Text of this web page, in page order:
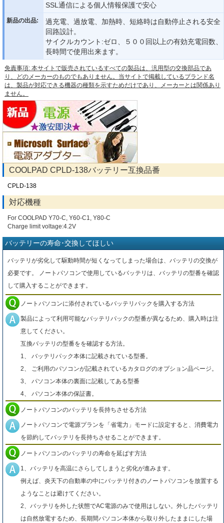
SSL通信による個人情報保護で安心
新品の出品:
過充電、過放電、加熱時、短絡時は自動停止される安全
回路設計。
サイクルカウント:ゼロ、５００回以上の有効充電回数、
長時間で使用出来ます。
免責事項: 本サイトで販売されているすべての製品は、汎用型の交換部品であ
り、どのメーカーのものでもありません。当サイトで掲載しているブランド名
は、製品が対応できる機器の種類を示すためだけであり、メーカーとは関係あり
ません。
COOLPAD CPLD-138バッテリー互換品番
CPLD-138
対応機種
For COOLPAD Y70-C, Y60-C1, Y80-C
Charge limit voltage:4.2V
バッテリーの寿命･交換してほしい
バッテリが劣化して駆動時間が短くなってしまった場合は、バッテリの交換が
必要です。 ノートパソコンで使用しているバッテリは、バッテリの型番を確認
して購入することができます。
ノートパソコンに添付されているバッテリパックを購入する方法
製品によって利用可能なバッテリパックの型番が異なるため、購入時は注
意してください。
互換バッテリの型番をを確認する方法。
1、 バッテリパック本体に記載されている型番。
2、 ご利用のパソコンが記載されているカタログのオプション品ページ。
3、 パソコン本体の裏面に記載してある型番
4、 パソコン本体の保証書。
ノートパソコンのバッテリを長持ちさせる方法
ノートパソコンで電源プランを「省電力」モードに設定すると、消費電力
を節約してバッテリを長持ちさせることができます。
ノートパソコンのバッテリの寿命を延ばす方法
1、バッテリを高温にさらしてしまうと劣化が進みます。
例えば、炎天下の自動車の中にバッテリ付きのノートパソコンを放置する
ようなことは避けてください。
2、バッテリを外した状態でAC電源のみで使用はしない。外したバッテリ
は自然放電するため、長期間パソコン本体から取り外したままにした場